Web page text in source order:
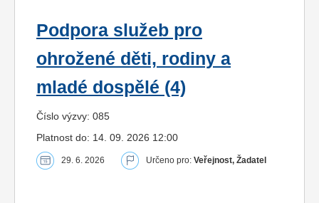
Podpora služeb pro
ohrožené děti, rodiny a
mladé dospělé (4)
Číslo výzvy: 085
Platnost do: 14. 09. 2026 12:00
29. 6. 2026 Určeno pro: Veřejnost, Žadatel